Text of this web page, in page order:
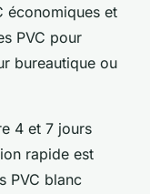
économiques et
PVC pour
bureautique ou
4 et 7 jours
rapide est
PVC blanc